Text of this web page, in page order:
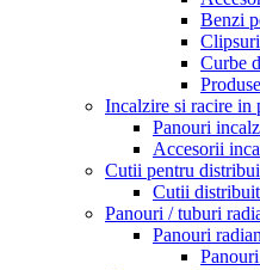
Benzi
Curbe
Incalzire si racire in
Panouri
Accesorii
Cutii pentru
Cutii
Panouri / tuburi
Panouri